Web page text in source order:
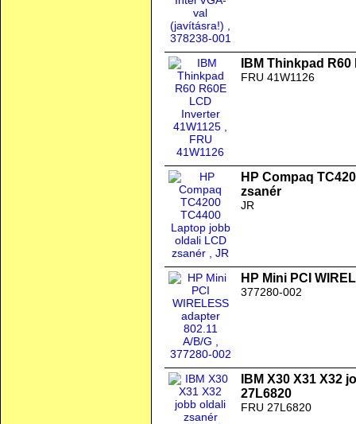
IBM Thinkpad
FRU 41W1126
HP Compaq
zsanér
JR
HP Mini PCI
377280-002
IBM X30 X31 X32
27L6820
FRU 27L6820